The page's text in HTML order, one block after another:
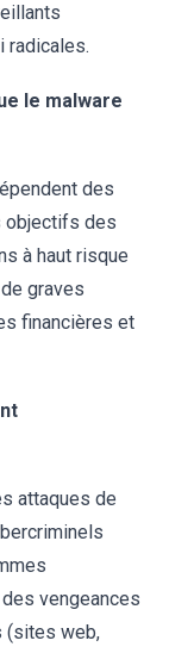
radicales.
le malware
des
objectifs des
à haut risque
graves
financières et
attaques de
vengeances
(sites web,